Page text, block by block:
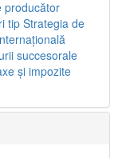
producător
tipStrategia de
succesorale
şi impozite